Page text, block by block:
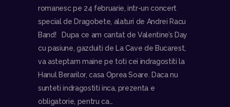
romanesc pe 24 februarie, intr-un concert
special de Dragobete, alaturi de Andrei Racu
Band! Dupa ce am cantat de Valentine’s Day
cu pasiune, gazduiti de La Cave de Bucarest,
va asteptam maine pe toti cei indragostiti la
Hanul Berarilor, casa Oprea Soare. Daca nu
sunteti indragostiti inca, prezenta e
obligatorie, pentru ca…